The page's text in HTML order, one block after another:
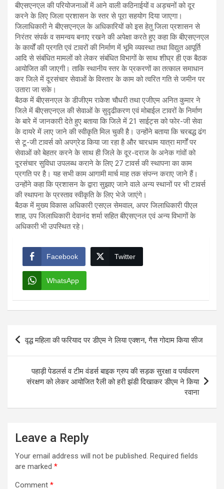
बीएसएनएल की परियोजनाओं में आने वाली कठिनाईयों व अड़चनों को दूर
करने के लिए जिला प्रशासन के स्तर से पूरा सहयोग दिया जाएगा।
जिलाधिकारी ने बीएसएनएल के अधिकारियों को इस हेतु जिला प्रशासन से
निरंतर संपर्क व समन्वय बनाए रखने की अपेक्षा करते हुए कहा कि बीएसएनएल
के कार्यों की प्रगति एवं टावरों की निर्माण में भूमि व्यवस्था तथा विद्युत आपूर्ति
आदि से संबंधित मामलों को लेकर संबंधित विभागों के साथ शीघ्र ही एक बैठक
आयोजित की जाएगी। ताकि स्थानीय स्तर के प्रकरणों का तत्काल समाधान
कर जिले में दूरसंचार सेवाओं के विस्तार के काम को त्वरित गति से जमीन पर
उतारा जा सके।
बैठक में बीएसनएल के डीजीएम राकेश चौधरी तथा एजीएम अनित कुमार ने
जिले में बीएसएनएल की सेवाओं के सुदृढीकरण एवं मोबाईल टावरों के निर्माण
के बारे में जानकारी देते हुए बताया कि जिले में 21 साईट्स को फोर-जी सेवा
के दायरे में लाए जाने की स्वीकृति मिल चुकी है। उन्होंने बताया कि चरबद्ध ढंग
से टू-जी टावर्स को अपग्रेड किया जा रहा है और चारधाम यात्रा मार्गों पर
सेवाओं को बेहतर करने के साथ ही जिले के दूर-दराज के अनेक गांवों को
दूरसंचार सुविधा उपलब्ध कराने के लिए 27 टावर्स की स्थापना का काम
प्रगति पर है। यह सभी काम आगामी मार्च माह तक संपन्न कराए जाने हैं।
उन्होंने कहा कि प्रशासन के द्वारा सुझाए जाने वाले अन्य स्थानों पर भी टावर्स
की स्थापना के प्रस्ताव स्वीकृति के लिए भेजे जाएंगे।
बैठक में मुख्य विकास अधिकारी एसएल सेमवाल, अपर जिलाधिकारी पीएल
शाह, उप जिलाधिकारी देवानंद शर्मा सहित बीएसएनल एवं अन्य विभागों के
अधिकारी भी उपस्थित रहे।
Facebook Twitter
WhatsApp
Post
navigation
वृद्ध महिला की फरियाद पर डीएम ने लिया एक्शन, गैस गोदाम किया सीज
पहाड़ी पेडलर्स व टीम वंडर्स बाइक ग्रुप की सड़क सुरक्षा व पर्यावरण
संरक्षण को लेकर आयोजित रैली को हरी झंडी दिखाकर डीएम ने किया
रवाना
Leave a Reply
Your email address will not be published. Required fields
are marked *
Comment *